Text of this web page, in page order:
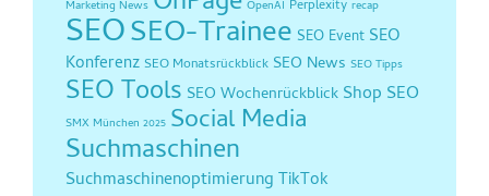
Marketing News
OpenAI Perplexity recap
SEOSEO-Trainee SEO Event SEO
Konferenz SEO Monatsrückblick SEO News SEO Tipps
SEO Tools SEO Wochenrückblick Shop SEO
SMX München 2025 Social Media
Suchmaschinen
Suchmaschinenoptimierung TikTok